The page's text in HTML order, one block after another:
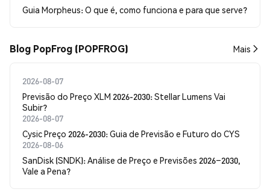
Guia Morpheus: O que é, como funciona e para que serve?
Blog PopFrog (POPFROG) Mais
2026-08-07
Previsão do Preço XLM 2026-2030: Stellar Lumens Vai
Subir?
2026-08-07
Cysic Preço 2026-2030: Guia de Previsão e Futuro do CYS
2026-08-06
SanDisk (SNDK): Análise de Preço e Previsões 2026–2030,
Vale a Pena?